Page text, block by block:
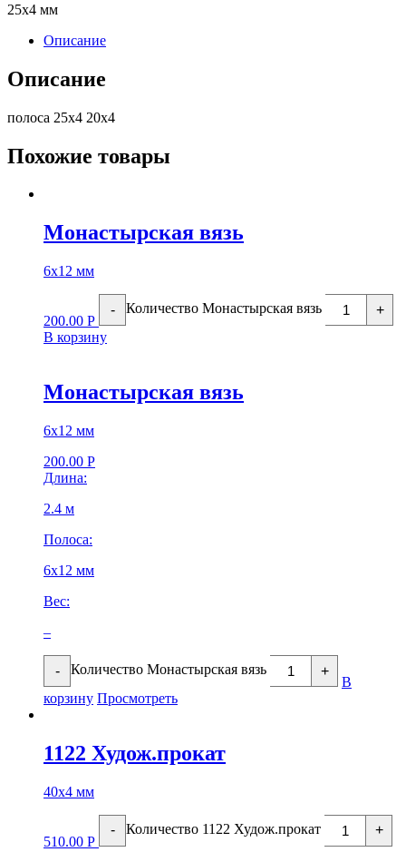
25х4 мм
Описание
Описание
полоса 25х4 20х4
Похожие товары
Монастырская вязь
6х12 мм
200.00 Р
- Количество Монастырская вязь
+
В корзину
Монастырская вязь
6х12 мм
200.00 Р
Длина:
2.4 м
Полоса:
6х12 мм
Вес:
–
- Количество Монастырская вязь +
В
корзину Просмотреть
1122 Худож.прокат
40х4 мм
510.00 Р
- Количество 1122 Худож.прокат
+